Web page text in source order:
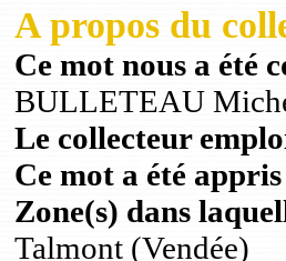
A propos du
Ce mot nous a été
BULLETEAU
Le collecteur
Ce mot a été
Zone(s) dans
Talmont (Vendée)